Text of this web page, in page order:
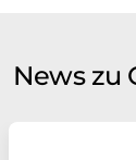
News zu